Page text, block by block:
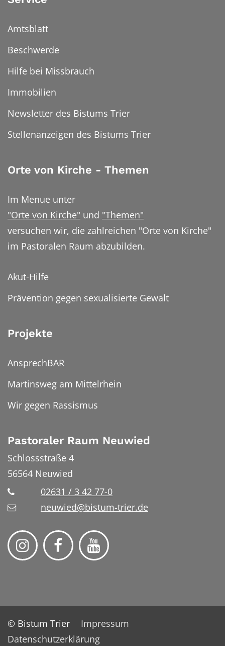
Amtsblatt
Beschwerde
Hilfe bei Missbrauch
Immobilien
Newsletter des Bistums Trier
Stellenanzeigen des Bistums Trier
Orte von Kirche - Themen
Im Menue unter
"Orte von Kirche" und "Themen"
versuchen wir, die zahlreichen "Orte von Kirche"
im Pastoralen Raum abzubilden.
Akut-Hilfe
Prävention gegen sexualisierte Gewalt
Projekte
AnsprechBAR
Martinsweg am Mittelrhein
Wir gegen Rassismus
Pastoraler Raum Neuwied
Schlossstraße 4
56564 Neuwied
02631 / 3 42 77-0
neuwied@bistum-trier.de
© Bistum Trier
Impressum
Datenschutzerklärung